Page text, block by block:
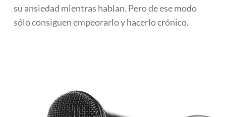
su ansiedad mientras hablan. Pero de ese modo
sólo consiguen empeorarlo y hacerlo crónico.